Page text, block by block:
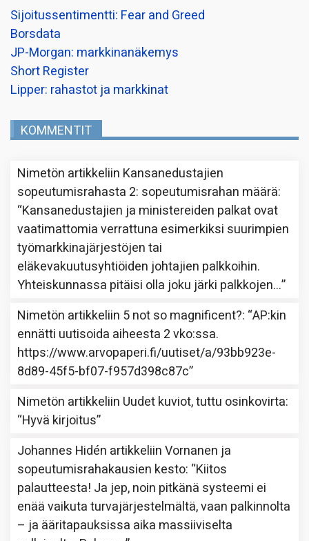
Sijoitussentimentti: Fear and Greed
Borsdata
JP-Morgan: markkinanäkemys
Short Register
Lipper: rahastot ja markkinat
KOMMENTIT
Nimetön artikkeliin Kansanedustajien
sopeutumisrahasta 2: sopeutumisrahan määrä:
“Kansanedustajien ja ministereiden palkat ovat
vaatimattomia verrattuna esimerkiksi suurimpien
työmarkkinajärjestöjen tai
eläkevakuutusyhtiöiden johtajien palkkoihin.
Yhteiskunnassa pitäisi olla joku järki palkkojen…”
Nimetön artikkeliin 5 not so magnificent?: “AP:kin
ennätti uutisoida aiheesta 2 vko:ssa.
https://www.arvopaperi.fi/uutiset/a/93bb923e-
8d89-45f5-bf07-f957d398c87c”
Nimetön artikkeliin Uudet kuviot, tuttu osinkovirta:
“Hyvä kirjoitus”
Johannes Hidén artikkeliinVornanen ja
sopeutumisrahakausien kesto: “Kiitos
palautteesta! Ja jep, noin pitkänä systeemi ei
enää vaikuta turvajärjestelmältä, vaan palkinnolta
– ja ääritapauksissa aika massiiviselta